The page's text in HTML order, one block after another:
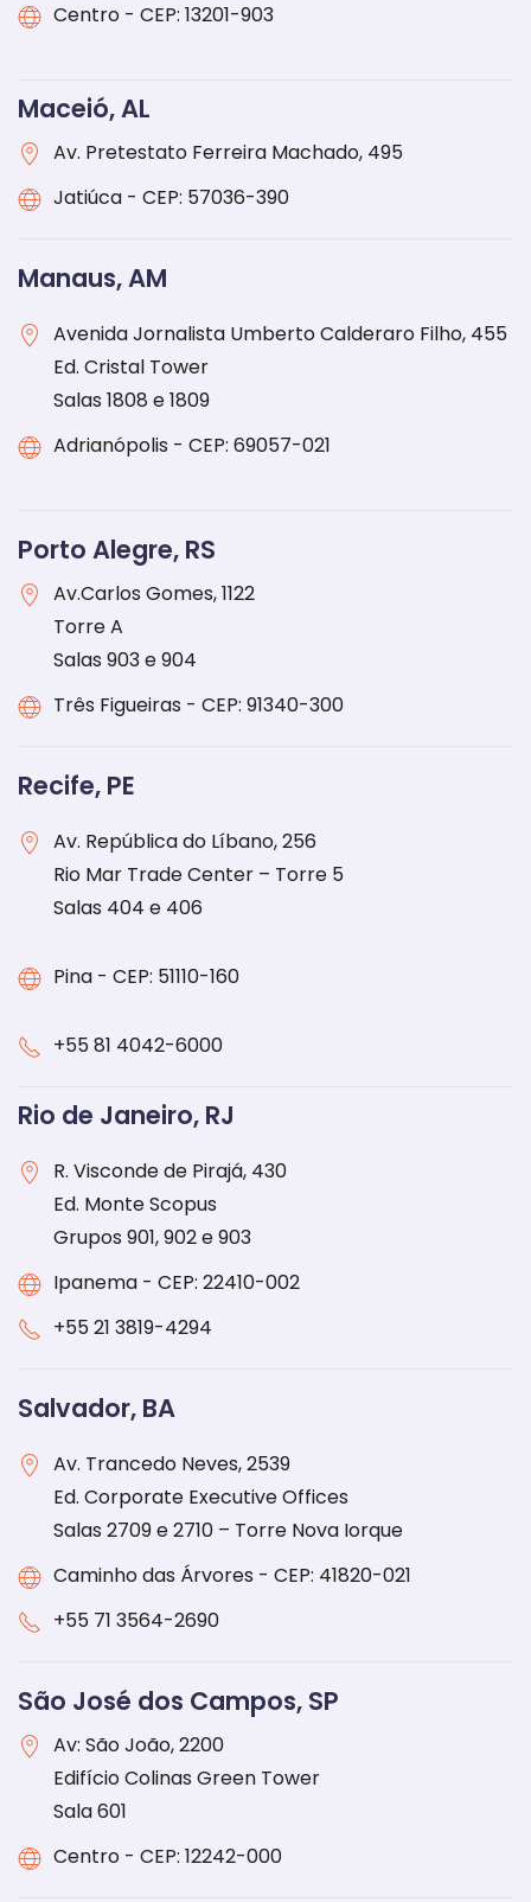
Centro - CEP: 13201-903
Maceió, AL
Av. Pretestato Ferreira Machado, 495
Jatiúca - CEP: 57036-390
Manaus, AM
Avenida Jornalista Umberto Calderaro Filho, 455
Ed. Cristal Tower
Salas 1808 e 1809
Adrianópolis - CEP: 69057-021
Porto Alegre, RS
Av.Carlos Gomes, 1122
Torre A
Salas 903 e 904
Três Figueiras - CEP: 91340-300
Recife, PE
Av. República do Líbano, 256
Rio Mar Trade Center – Torre 5
Salas 404 e 406
Pina - CEP: 51110-160
+55 81 4042-6000
Rio de Janeiro, RJ
R. Visconde de Pirajá, 430
Ed. Monte Scopus
Grupos 901, 902 e 903
Ipanema - CEP: 22410-002
+55 21 3819-4294
Salvador, BA
Av. Trancedo Neves, 2539
Ed. Corporate Executive Offices
Salas 2709 e 2710 – Torre Nova Iorque
Caminho das Árvores - CEP: 41820-021
+55 71 3564-2690
São José dos Campos, SP
Av: São João, 2200
Edifício Colinas Green Tower
Sala 601
Centro - CEP: 12242-000